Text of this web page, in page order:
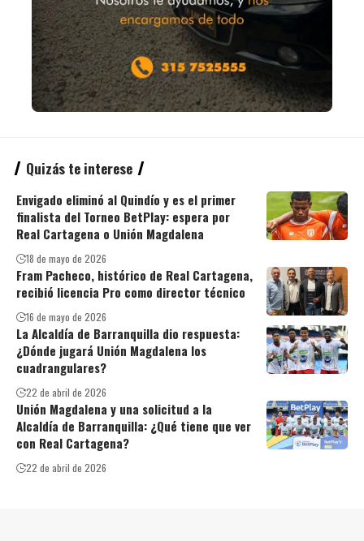
Quizás te interese
Envigado eliminó al Quindío y es el primer
finalista del Torneo BetPlay: espera por
Real Cartagena o Unión Magdalena
18 de mayo de 2026
Fram Pacheco, histórico de Real Cartagena,
recibió licencia Pro como director técnico
16 de mayo de 2026
La Alcaldía de Barranquilla dio respuesta:
¿Dónde jugará Unión Magdalena los
cuadrangulares?
22 de abril de 2026
Unión Magdalena y una solicitud a la
Alcaldía de Barranquilla: ¿Qué tiene que ver
con Real Cartagena?
22 de abril de 2026